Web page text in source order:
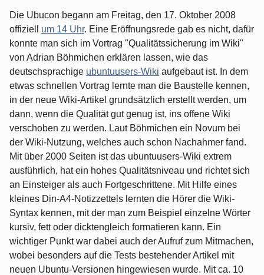
Die Ubucon begann am Freitag, den 17. Oktober 2008
offiziell um 14 Uhr. Eine Eröffnungsrede gab es nicht, dafür
konnte man sich im Vortrag "Qualitätssicherung im Wiki"
von Adrian Böhmichen erklären lassen, wie das
deutschsprachige ubuntuusers-Wiki aufgebaut ist. In dem
etwas schnellen Vortrag lernte man die Baustelle kennen,
in der neue Wiki-Artikel grundsätzlich erstellt werden, um
dann, wenn die Qualität gut genug ist, ins offene Wiki
verschoben zu werden. Laut Böhmichen ein Novum bei
der Wiki-Nutzung, welches auch schon Nachahmer fand.
Mit über 2000 Seiten ist das ubuntuusers-Wiki extrem
ausführlich, hat ein hohes Qualitätsniveau und richtet sich
an Einsteiger als auch Fortgeschrittene. Mit Hilfe eines
kleines Din-A4-Notizzettels lernten die Hörer die Wiki-
Syntax kennen, mit der man zum Beispiel einzelne Wörter
kursiv, fett oder dicktengleich formatieren kann. Ein
wichtiger Punkt war dabei auch der Aufruf zum Mitmachen,
wobei besonders auf die Tests bestehender Artikel mit
neuen Ubuntu-Versionen hingewiesen wurde. Mit ca. 10